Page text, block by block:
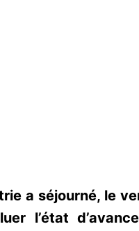
a séjourné, le
l’état